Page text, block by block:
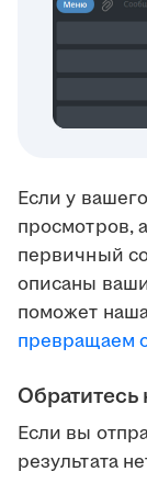
Если у
просмотров,
первичный
описаны
поможет
превращаем
Обратитесь
Если вы
результата